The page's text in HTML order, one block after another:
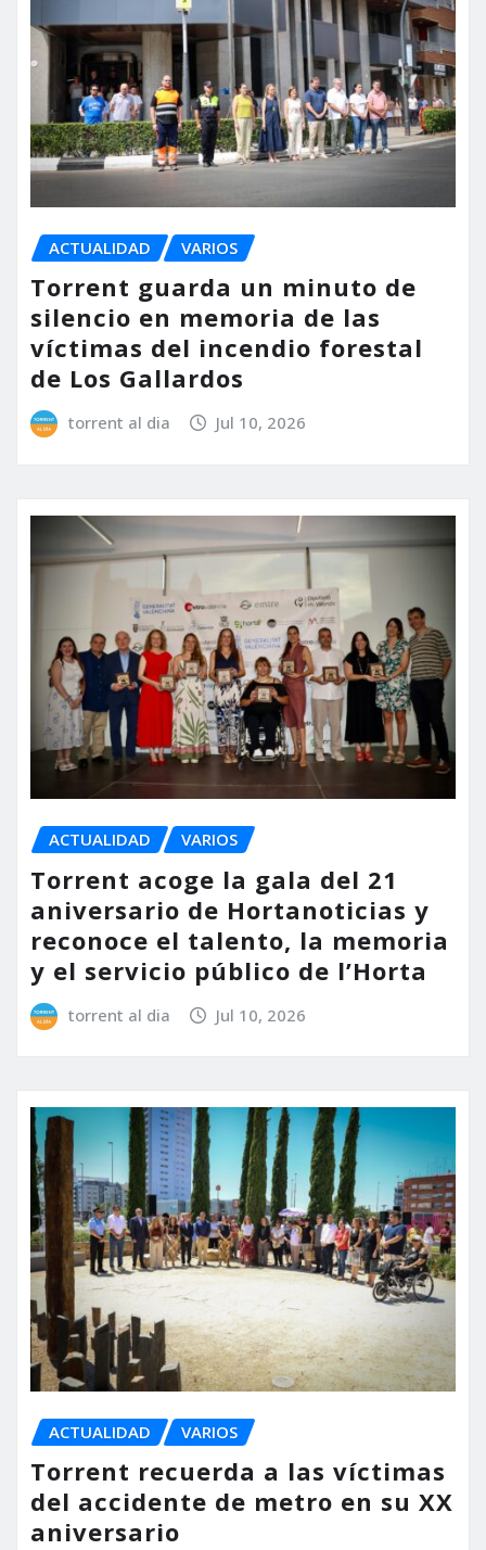
ACTUALIDAD VARIOS
Torrent guarda un minuto de
silencio en memoria de las
víctimas del incendio forestal
de Los Gallardos
torrent al dia Jul 10, 2026
ACTUALIDAD VARIOS
Torrent acoge la gala del 21
aniversario de Hortanoticias y
reconoce el talento, la memoria
y el servicio público de l’Horta
torrent al dia Jul 10, 2026
ACTUALIDAD VARIOS
Torrent recuerda a las víctimas
del accidente de metro en su XX
aniversario